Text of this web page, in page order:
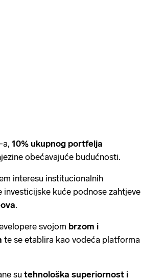
a, 10% ukupnog portfelja
obećavajuće budućnosti.
interesu institucionalnih
investicijske kuće podnose zahtjeve
.
svojom brzom i
te se etablira kao vodeća platforma
su tehnološka superiornost i